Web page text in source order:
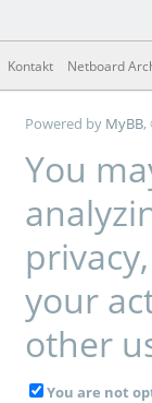
Kontakt Netboard
Powered by MyBB,
You
your
other
You are not